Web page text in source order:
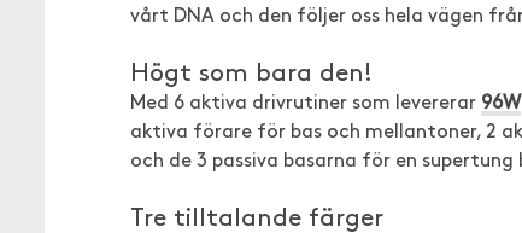
vårt DNA och den följer oss hela vägen
Högt som bara den!
Med 6 aktiva drivrutiner som levererar 96W
aktiva förare för bas och mellantoner, 2
och de 3 passiva basarna för en supertung
Tre tilltalande färger